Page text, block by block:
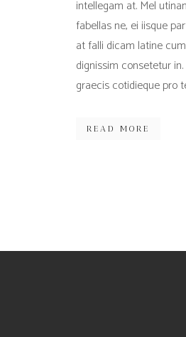
intellegam at. Mel
fabellas ne, ei iisque
at falli dicam latine
dignissim consetetur
graecis cotidieque pro
READ MORE